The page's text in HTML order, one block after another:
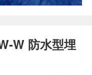
W 防水型埋